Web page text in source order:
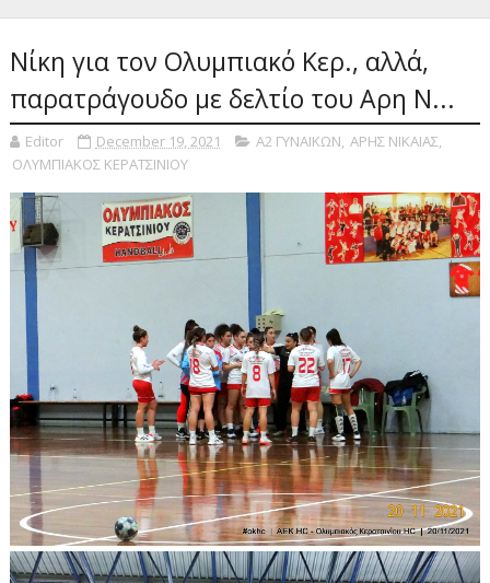
Νίκη για τον Ολυμπιακό Κερ., αλλά,
παρατράγουδο με δελτίο του Αρη Ν...
Editor December 19, 2021 Α2 ΓΥΝΑΙΚΩΝ, ΑΡΗΣ ΝΙΚΑΙΑΣ,
ΟΛΥΜΠΙΑΚΟΣ ΚΕΡΑΤΣΙΝΙΟΥ